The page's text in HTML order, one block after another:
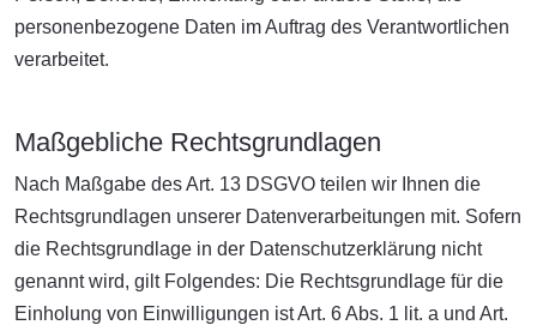
personenbezogene Daten im Auftrag des Verantwortlichen
verarbeitet.
Maßgebliche Rechtsgrundlagen
Nach Maßgabe des Art. 13 DSGVO teilen wir Ihnen die
Rechtsgrundlagen unserer Datenverarbeitungen mit. Sofern
die Rechtsgrundlage in der Datenschutzerklärung nicht
genannt wird, gilt Folgendes: Die Rechtsgrundlage für die
Einholung von Einwilligungen ist Art. 6 Abs. 1 lit. a und Art.